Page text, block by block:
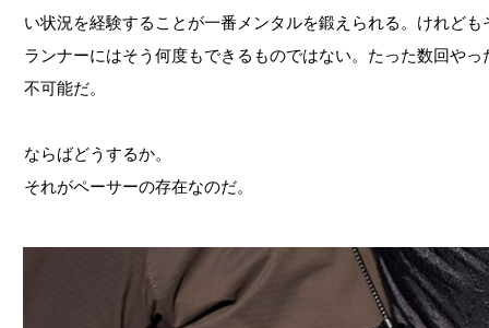
い状況を経験することが一番メンタルを鍛えられる。けれど
ランナーにはそう何度もできるものではない。たった数回や
不可能だ。
ならばどうするか。
それがペーサーの存在なのだ。